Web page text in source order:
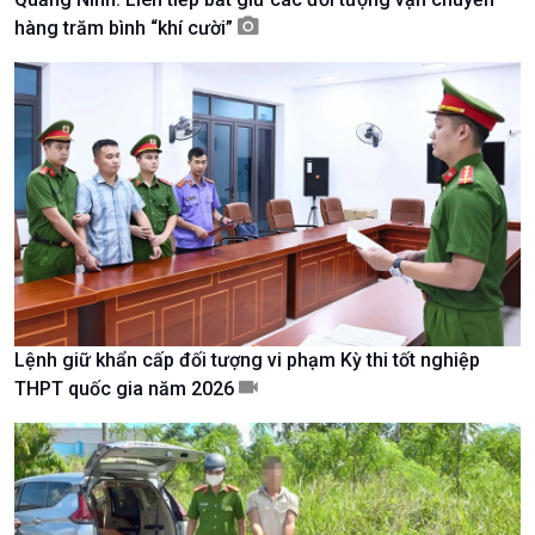
Kinh tế
Tin Kinh tế
Trước giờ mở cửa
Dòng chảy Kinh tế
Sức sống hàng Việt
Khởi nghiệp
Tuyên chiến với gian lận
thương mại
Nông nghiệp & Biển đảo
Tin Nông nghiệp & Biển
đảo
Biển đảo Việt Nam
Tâm tình biên giới và hải
đảo
Tìm hiểu biển, đảo Việt
hàng trăm bình “khí cười”
Lệnh giữ khẩn cấp đối tượng vi phạm Kỳ thi tốt nghiệp
THPT quốc gia năm 2026